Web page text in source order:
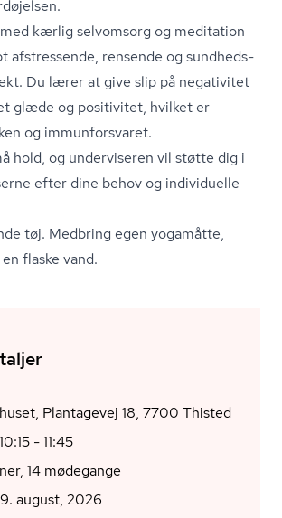
kærlig selvomsorg og meditation
afstressende, rensende og sund­heds­
Du lærer at give slip på negativitet
glæde og positivitet, hvilket er
og immunforsvaret.
hold, og underviseren vil støtte dig i
efter dine behov og individuelle
tøj. Medbring egen yogamåtte,
flaske vand.
Plantagehuset, Plantagevej 18, 7700 Thisted
- 11:45
14 mødegange
august, 2026